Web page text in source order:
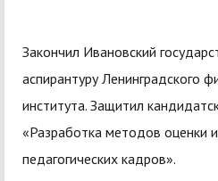
Закончил Ивановский
аспирантуру Ленинградского
института. Защитил
«Разработка методов оценки
педагогических кадров».